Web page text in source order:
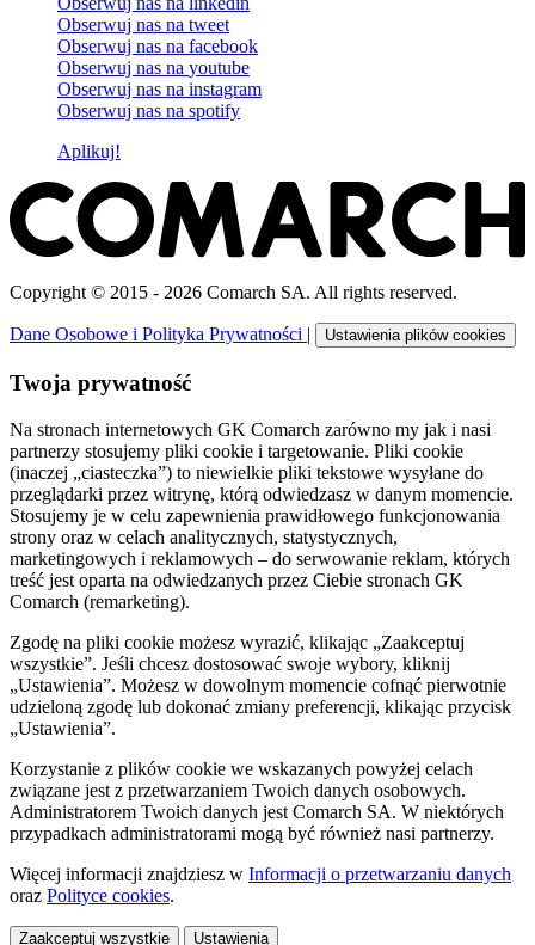
Obserwuj nas na tweet
Obserwuj nas na facebook
Obserwuj nas na youtube
Obserwuj nas na instagram
Obserwuj nas na spotify
Aplikuj!
Copyright © 2015 - 2026 Comarch SA. All rights reserved.
Dane Osobowe i Polityka Prywatności | Ustawienia plików cookies
Twoja prywatność
Na stronach internetowych GK Comarch zarówno my jak i nasi
partnerzy stosujemy pliki cookie i targetowanie. Pliki cookie
(inaczej „ciasteczka”) to niewielkie pliki tekstowe wysyłane do
przeglądarki przez witrynę, którą odwiedzasz w danym momencie.
Stosujemy je w celu zapewnienia prawidłowego funkcjonowania
strony oraz w celach analitycznych, statystycznych,
marketingowych i reklamowych – do serwowanie reklam, których
treść jest oparta na odwiedzanych przez Ciebie stronach GK
Comarch (remarketing).
Zgodę na pliki cookie możesz wyrazić, klikając „Zaakceptuj
wszystkie”. Jeśli chcesz dostosować swoje wybory, kliknij
„Ustawienia”. Możesz w dowolnym momencie cofnąć pierwotnie
udzieloną zgodę lub dokonać zmiany preferencji, klikając przycisk
„Ustawienia”.
Korzystanie z plików cookie we wskazanych powyżej celach
związane jest z przetwarzaniem Twoich danych osobowych.
Administratorem Twoich danych jest Comarch SA. W niektórych
przypadkach administratorami mogą być również nasi partnerzy.
Więcej informacji znajdziesz w Informacji o przetwarzaniu danych
oraz Polityce cookies.
Zaakceptuj wszystkie Ustawienia